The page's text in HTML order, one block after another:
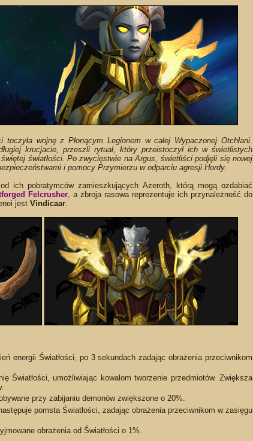
wojnę z Płonącym Legionem w całej Wypaczonej Otchłani.
krucjacie, przeszli rytuał, który przeistoczył ich w świetlistych
świętej światłości. Po zwycięstwie na Argus, świetliści podjęli się nowej
i pomocy Przymierzu w odparciu agresji Hordy.
ich pobratymców zamieszkujących Azeroth, którą mogą ozdabiać
Felcrusher, a zbroja rasowa reprezentuje ich przynależność do
jest Vindicaar.
energii Światłości, po 3 sekundach zadając obrażenia przeciwnikom
Światłości, umożliwiając kowalom tworzenie przedmiotów. Zwiększa
przy zabijaniu demonów zwiększone o 20%.
pomsta Światłości, zadając obrażenia przeciwnikom w zasięgu
obrażenia od Światłości o 1%.